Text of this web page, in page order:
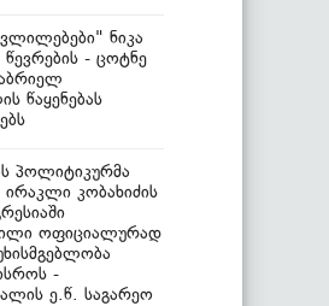
ნიკა
- ცოტნე
წაყენებას
პოლიტიკურმა
კობახიძის
ოფიციალურად
-
ე.წ. საგარეო